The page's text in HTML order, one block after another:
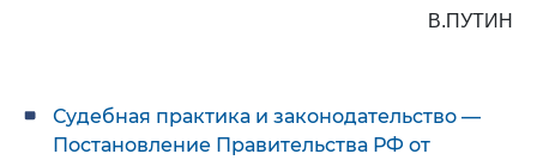
В.ПУТИН
Судебная практика и законодательство —
Постановление Правительства РФ от